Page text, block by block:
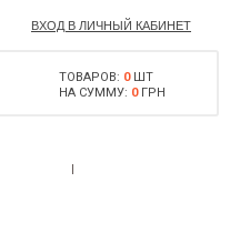
ВХОД В ЛИЧНЫЙ КАБИНЕТ
ТОВАРОВ: 0ШТ
НА СУММУ: 0ГРН